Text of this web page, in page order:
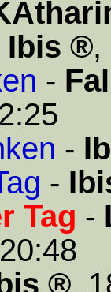
Ibis ,
-
-
-
Tag -
,